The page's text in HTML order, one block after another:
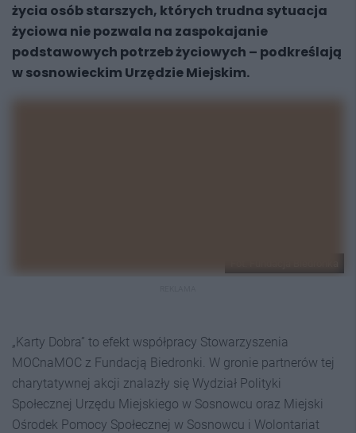
życia osób starszych, których trudna sytuacja
życiowa nie pozwala na zaspokajanie
podstawowych potrzeb życiowych – podkreślają
w sosnowieckim Urzędzie Miejskim.
„Karty Dobra” to efekt współpracy Stowarzyszenia
MOCnaMOC z Fundacją Biedronki. W gronie partnerów tej
charytatywnej akcji znalazły się Wydział Polityki
Społecznej Urzędu Miejskiego w Sosnowcu oraz Miejski
Ośrodek Pomocy Społecznej w Sosnowcu i Wolontariat